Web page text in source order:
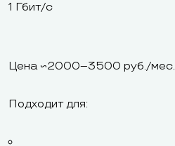
1 Гбит/с
Цена ~2000–3500 руб./мес.
Подходит для: